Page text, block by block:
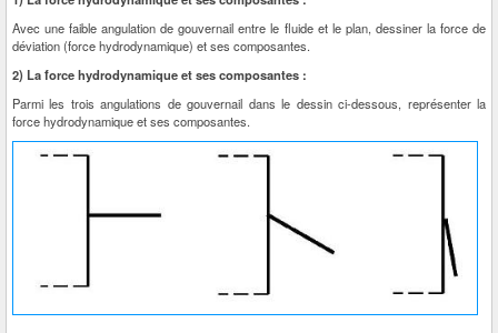
Avec une faible angulation de gouvernail entre le fluide et le plan, dessiner la force de
déviation (force hydrodynamique) et ses composantes.
2) La force hydrodynamique et ses composantes :
Parmi les trois angulations de gouvernail dans le dessin ci-dessous, représenter la
force hydrodynamique et ses composantes.